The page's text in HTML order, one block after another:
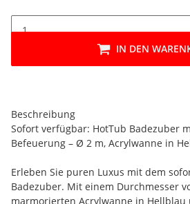
IN DEN
Beschreibung
Sofort verfügbar: HotTub Badezuber
Befeuerung – Ø 2 m, Acrylwanne in
Erleben Sie puren Luxus mit dem
Badezuber. Mit einem Durchmesser
marmorierten Acrylwanne in